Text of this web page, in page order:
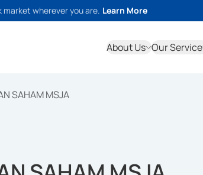
wherever you are. Learn More
About Us Our Service
SAHAM MSJA